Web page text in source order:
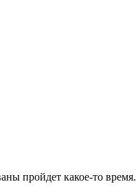
пройдет какое-то время.